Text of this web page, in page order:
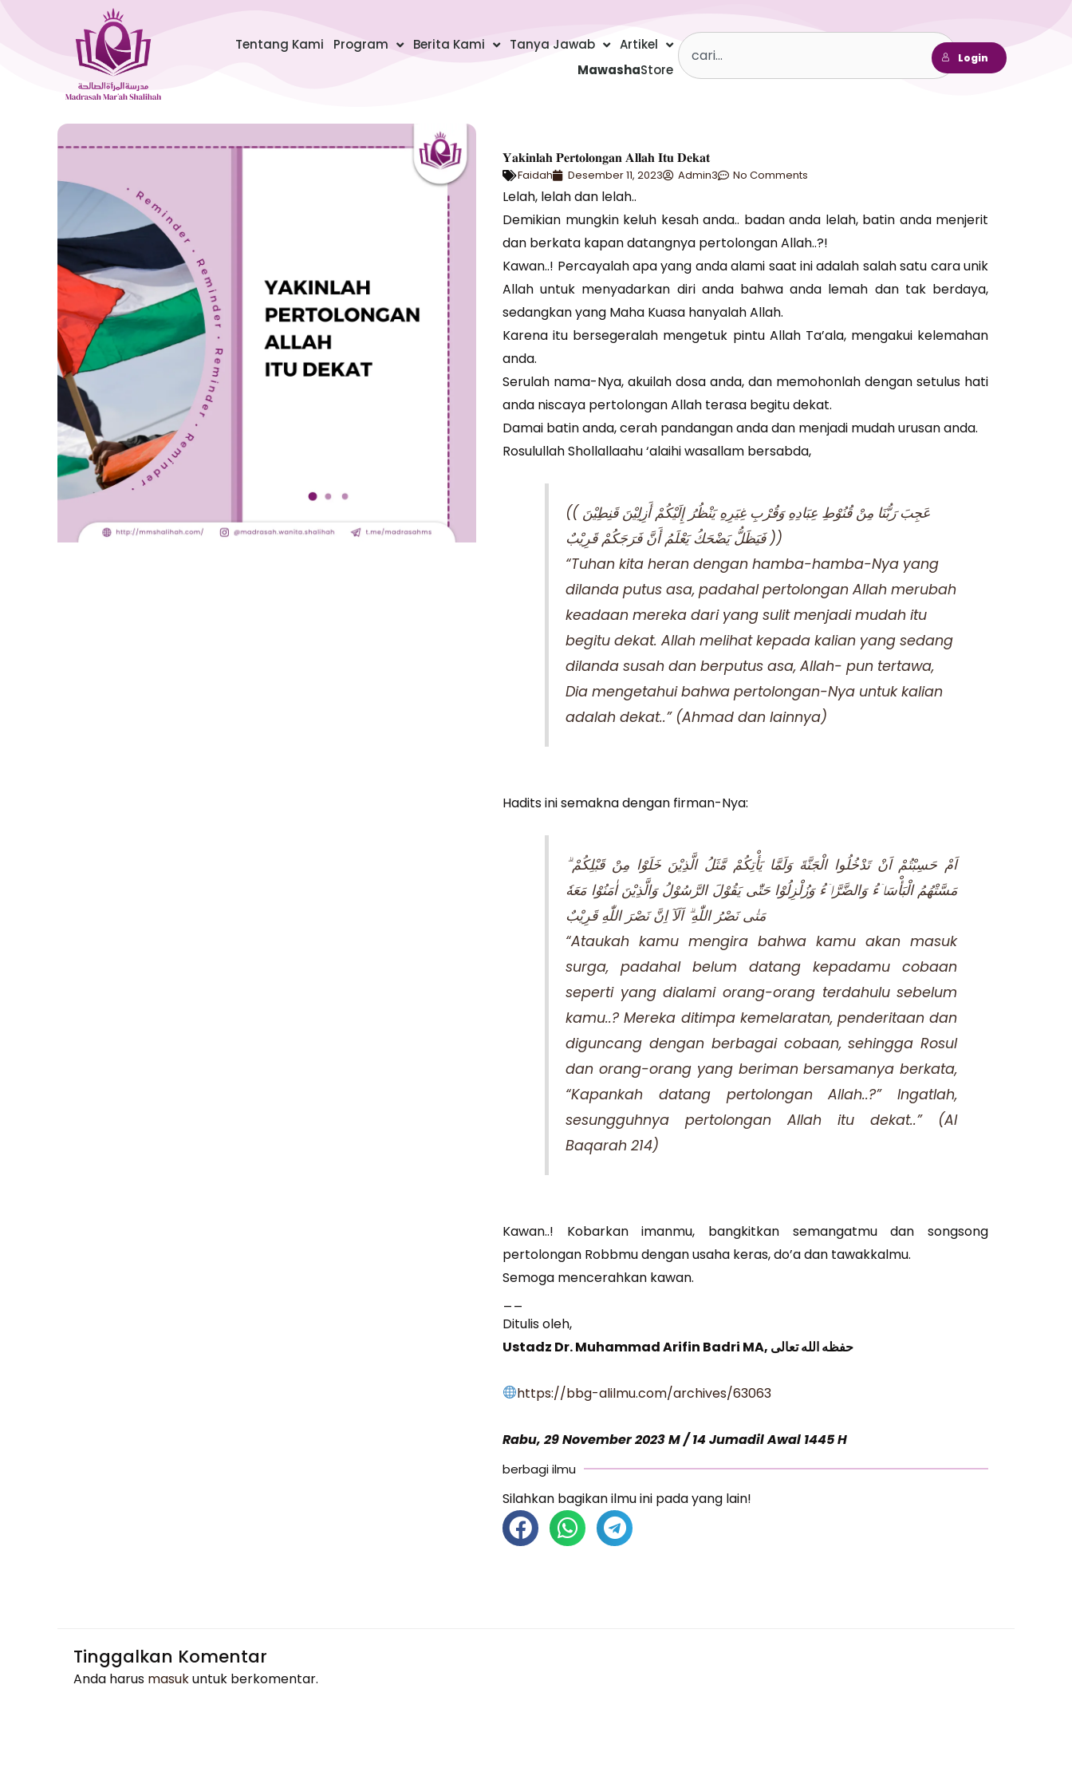
Tentang Kami Program Berita Kami Tanya Jawab
Artikel
MawashaStore
Search
Login
𝐘𝐚𝐤𝐢𝐧𝐥𝐚𝐡 𝐏𝐞𝐫𝐭𝐨𝐥𝐨𝐧𝐠𝐚𝐧 𝐀𝐥𝐥𝐚𝐡 𝐈𝐭𝐮 𝐃𝐞𝐤𝐚𝐭
Faidah Desember 11, 2023 Admin3 No Comments
Lelah, lelah dan lelah..
Demikian mungkin keluh kesah anda.. badan anda lelah, batin anda menjerit
dan berkata kapan datangnya pertolongan Allah..?!
Kawan..! Percayalah apa yang anda alami saat ini adalah salah satu cara unik
Allah untuk menyadarkan diri anda bahwa anda lemah dan tak berdaya,
sedangkan yang Maha Kuasa hanyalah Allah.
Karena itu bersegeralah mengetuk pintu Allah Ta’ala, mengakui kelemahan
anda.
Serulah nama-Nya, akuilah dosa anda, dan memohonlah dengan setulus hati
anda niscaya pertolongan Allah terasa begitu dekat.
Damai batin anda, cerah pandangan anda dan menjadi mudah urusan anda.
Rosulullah Shollallaahu ‘alaihi wasallam bersabda,
(( عَجِبَ رَبُّنَا مِنْ قُنُوْطِ عِبَادِهِ وَقُرْبِ غِيَرِهِ يَنْظُرُ إِلَيْكُمْ أَزِلِيْنَ قَنِطِيْنَ
فَيَظَلُّ يَضْحَكُ يَعْلَمُ أَنَّ فَرَجَكُمْ قَرِيْبٌ ))
“Tuhan kita heran dengan hamba-hamba-Nya yang
dilanda putus asa, padahal pertolongan Allah merubah
keadaan mereka dari yang sulit menjadi mudah itu
begitu dekat. Allah melihat kepada kalian yang sedang
dilanda susah dan berputus asa, Allah- pun tertawa,
Dia mengetahui bahwa pertolongan-Nya untuk kalian
adalah dekat..” (Ahmad dan lainnya)
Hadits ini semakna dengan firman-Nya:
اَمْ حَسِبْتُمْ اَنْ تَدْخُلُوا الْجَنَّةَ وَلَمَّا يَأْتِكُمْ مَّثَلُ الَّذِيْنَ خَلَوْا مِنْ قَبْلِكُمْ ۗ
مَسَّتْهُمُ الْبَأْسَاۤءُ وَالضَّرَّاۤءُ وَزُلْزِلُوْا حَتّٰى يَقُوْلَ الرَّسُوْلُ وَالَّذِيْنَ اٰمَنُوْا مَعَهٗ
مَتٰى نَصْرُ اللّٰهِ ۗ اَلَآ اِنَّ نَصْرَ اللّٰهِ قَرِيْبٌ
“Ataukah kamu mengira bahwa kamu akan masuk
surga, padahal belum datang kepadamu cobaan
seperti yang dialami orang-orang terdahulu sebelum
kamu..? Mereka ditimpa kemelaratan, penderitaan dan
diguncang dengan berbagai cobaan, sehingga Rosul
dan orang-orang yang beriman bersamanya berkata,
“Kapankah datang pertolongan Allah..?” Ingatlah,
sesungguhnya pertolongan Allah itu dekat..” (Al
Baqarah 214)
Kawan..! Kobarkan imanmu, bangkitkan semangatmu dan songsong
pertolongan Robbmu dengan usaha keras, do’a dan tawakkalmu.
Semoga mencerahkan kawan.
Ditulis oleh,
Ustadz Dr. Muhammad Arifin Badri MA, حفظه الله تعالى
https://bbg-alilmu.com/archives/63063
Rabu, 29 November 2023 M / 14 Jumadil Awal 1445 H
berbagi ilmu
Silahkan bagikan ilmu ini pada yang lain!
Tinggalkan Komentar
Anda harus masukuntuk berkomentar.